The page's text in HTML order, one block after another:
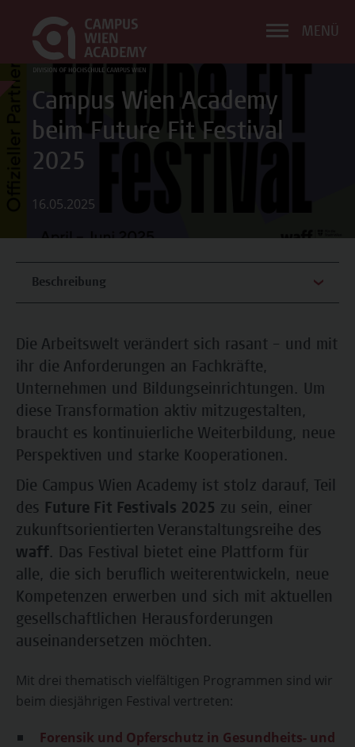
MENÜ
Campus Wien Academy
beim Future Fit Festival
2025
16.05.2025
Beschreibung
Die Arbeitswelt verändert sich rasant – und mit
ihr die Anforderungen an Fachkräfte,
Unternehmen und Bildungseinrichtungen. Um
diese Transformation aktiv mitzugestalten,
braucht es kontinuierliche Weiterbildung, neue
Perspektiven und starke Kooperationen.
Die Campus Wien Academy ist stolz darauf, Teil
des Future Fit Festivals 2025 zu sein, einer
zukunftsorientierten Veranstaltungsreihe des
waff. Das Festival bietet eine Plattform für
alle, die sich beruflich weiterentwickeln, neue
Kompetenzen erwerben und sich mit aktuellen
gesellschaftlichen Herausforderungen
auseinandersetzen möchten.
Mit drei thematisch vielfältigen Programmen sind wir
beim diesjährigen Festival vertreten:
Forensik und Opferschutz in Gesundheits- und